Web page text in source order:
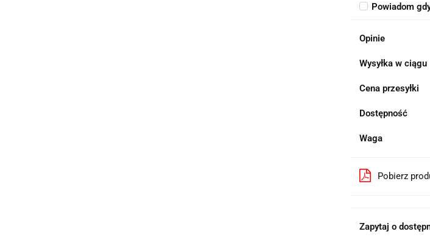
Powiadom
Opinie
Wysyłka w ciągu
Cena przesyłki
Dostępność
Waga
Pobierz
Zapytaj o